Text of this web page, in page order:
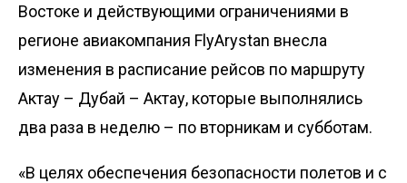
Востоке и действующими ограничениями в
регионе авиакомпания FlyArystan внесла
изменения в расписание рейсов по маршруту
Актау – Дубай – Актау, которые выполнялись
два раза в неделю – по вторникам и субботам.
«В целях обеспечения безопасности полетов и с